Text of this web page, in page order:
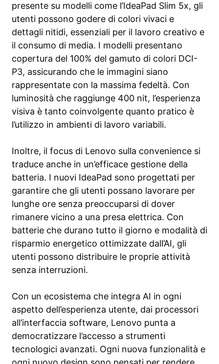
presente su modelli come l’IdeaPad Slim 5x, gli
utenti possono godere di colori vivaci e
dettagli nitidi, essenziali per il lavoro creativo e
il consumo di media. I modelli presentano
copertura del 100% del gamuto di colori DCI-
P3, assicurando che le immagini siano
rappresentate con la massima fedeltà. Con
luminosità che raggiunge 400 nit, l’esperienza
visiva è tanto coinvolgente quanto pratico è
l’utilizzo in ambienti di lavoro variabili.
Inoltre, il focus di Lenovo sulla convenience si
traduce anche in un’efficace gestione della
batteria. I nuovi IdeaPad sono progettati per
garantire che gli utenti possano lavorare per
lunghe ore senza preoccuparsi di dover
rimanere vicino a una presa elettrica. Con
batterie che durano tutto il giorno e modalità di
risparmio energetico ottimizzate dall’AI, gli
utenti possono distribuire le proprie attività
senza interruzioni.
Con un ecosistema che integra AI in ogni
aspetto dell’esperienza utente, dai processori
all’interfaccia software, Lenovo punta a
democratizzare l’accesso a strumenti
tecnologici avanzati. Ogni nuova funzionalità e